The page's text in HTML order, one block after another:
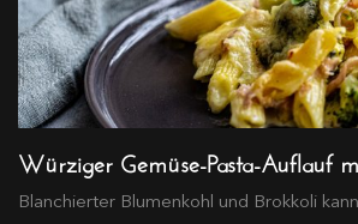
Würziger Gemüse-Pasta-Auflauf
Blanchierter Blumenkohl und Brokkoli